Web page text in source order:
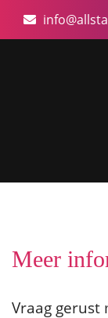
Meer
Vraag gerust